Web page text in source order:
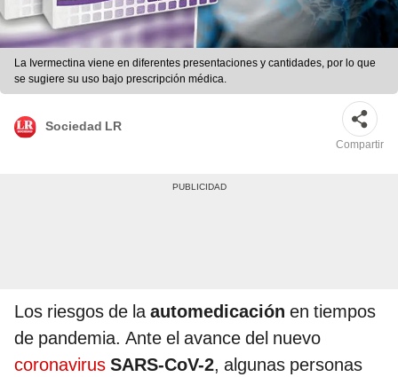
La Ivermectina viene en diferentes presentaciones y cantidades, por lo que
se sugiere su uso bajo prescripción médica.
Sociedad LR
Compartir
Los riesgos de laautomedicación en tiempos
de pandemia. Ante el avance del nuevo
coronavirus SARS-CoV-2, algunas personas